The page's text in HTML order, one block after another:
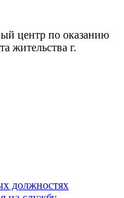
центр по оказанию
жительства г.
должностях